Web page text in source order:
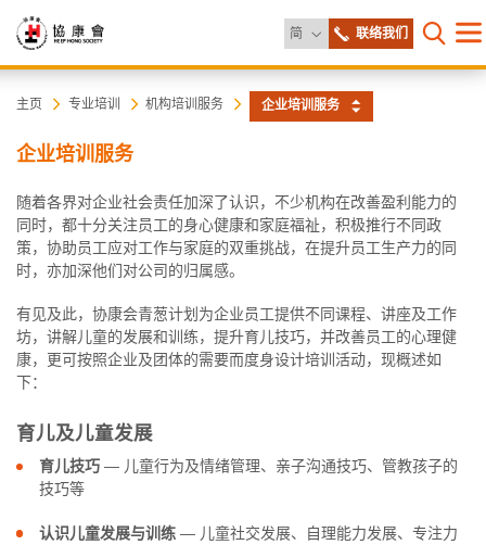
简 更改语言联络我们
打开目
协
康
会
主页 专业培训 机构培训服务 企业培训服务
企业培训服务
随着各界对企业社会责任加深了认识，不少机构在改善盈利能力的
同时，都十分关注员工的身心健康和家庭福祉，积极推行不同政
策，协助员工应对工作与家庭的双重挑战，在提升员工生产力的同
时，亦加深他们对公司的归属感。
有见及此，协康会青葱计划为企业员工提供不同课程、讲座及工作
坊，讲解儿童的发展和训练，提升育儿技巧，并改善员工的心理健
康，更可按照企业及团体的需要而度身设计培训活动，现概述如
下：
育儿及儿童发展
育儿技巧― 儿童行为及情绪管理、亲子沟通技巧、管教孩子的
技巧等
认识儿童发展与训练― 儿童社交发展、自理能力发展、专注力